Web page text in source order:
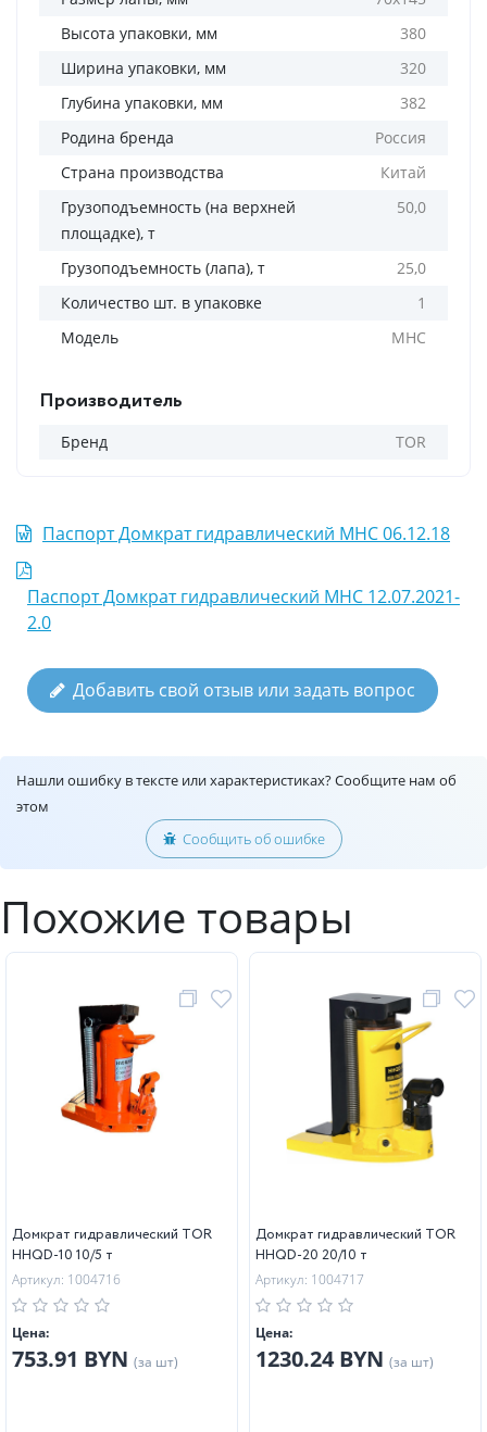
Высота упаковки, мм
380
Ширина упаковки, мм
320
Глубина упаковки, мм
382
Родина бренда
Россия
Страна производства
Китай
Грузоподъемность (на верхней
площадке), т
50,0
Грузоподъемность (лапа), т
25,0
Количество шт. в упаковке
1
Модель
МНС
Производитель
Бренд TOR
Паспорт Домкрат гидравлический MHC 06.12.18
Паспорт Домкрат гидравлический MHC 12.07.2021-
2.0
Добавить свой отзыв или задать вопрос
Нашли ошибку в тексте или характеристиках? Сообщите нам об
этом
Сообщить об ошибке
Похожие товары
Домкрат гидравлический TOR
HHQD-10 10/5 т
Артикул: 1004716
Цена:
753.91 BYN (за шт)
Домкрат гидравлический TOR
HHQD-20 20/10 т
Артикул: 1004717
Цена:
1230.24 BYN (за шт)